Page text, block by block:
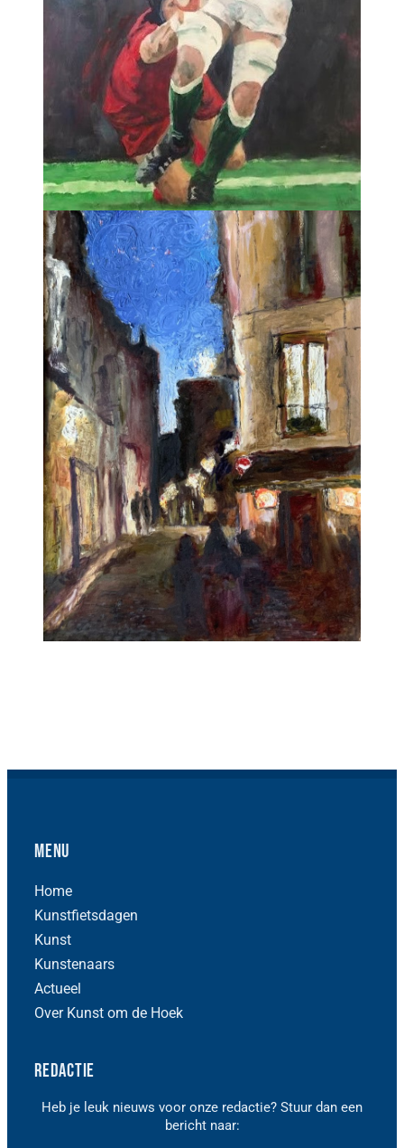
Menu
Home
Kunstfietsdagen
Kunst
Kunstenaars
Actueel
Over Kunst om de Hoek
Redactie
Heb je leuk nieuws voor onze redactie? Stuur dan een
bericht naar: